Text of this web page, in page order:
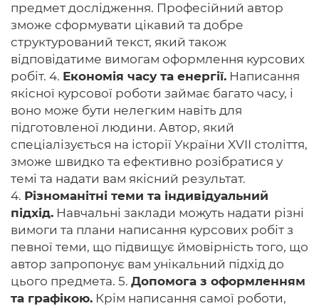
предмет дослідження. Професійний автор
зможе сформувати цікавий та добре
структурований текст, який також
відповідатиме вимогам оформлення курсових
робіт. 4. Економія часу та енергії. Написання
якісної курсової роботи займає багато часу, і
воно може бути нелегким навіть для
підготовленої людини. Автор, який
спеціалізується на історії України XVII століття,
зможе швидко та ефективно розібратися у
темі та надати вам якісний результат.
4. Різноманітні теми та індивідуальний
підхід. Навчальні заклади можуть надати різні
вимоги та плани написання курсових робіт з
певної теми, що підвищує ймовірність того, що
автор запропонує вам унікальний підхід до
цього предмета. 5. Допомога з оформленням
та графікою. Крім написання самої роботи,